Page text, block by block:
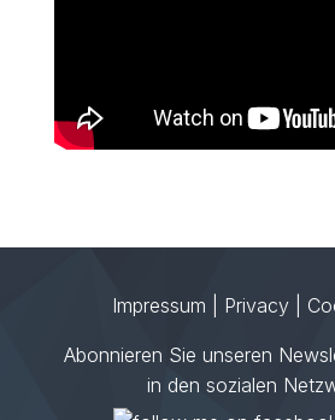
Impressum Privacy|
Abonnieren Sie unseren
in den sozialen